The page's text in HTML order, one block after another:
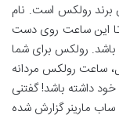
برند رولکس است. نام
این ساعت روی دست
رولکس برای شما
ساعت رولکس مردانه
داشته باشد! گفتنی
مارینر گزارش شده